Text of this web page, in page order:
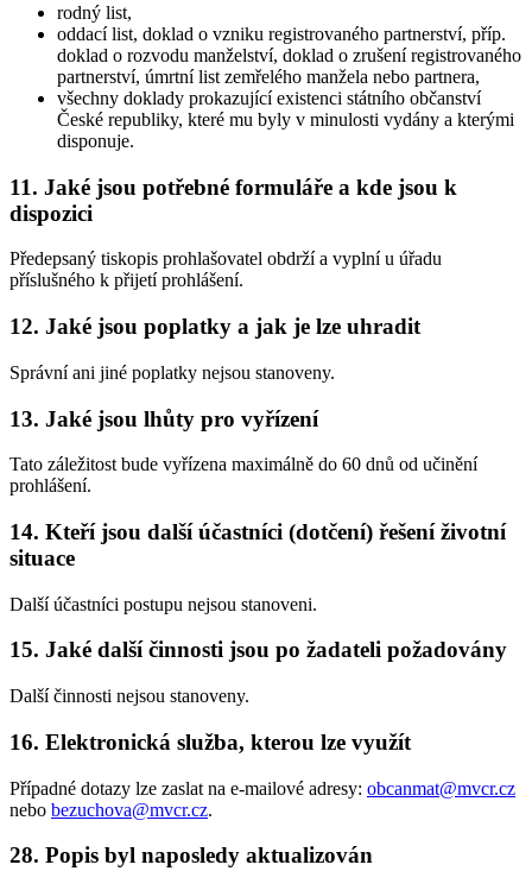
rodný list,
oddací list, doklad o vzniku registrovaného partnerství, příp.
doklad o rozvodu manželství, doklad o zrušení registrovaného
partnerství, úmrtní list zemřelého manžela nebo partnera,
všechny doklady prokazující existenci státního občanství
České republiky, které mu byly v minulosti vydány a kterými
disponuje.
11. Jaké jsou potřebné formuláře a kde jsou k
dispozici
Předepsaný tiskopis prohlašovatel obdrží a vyplní u úřadu
příslušného k přijetí prohlášení.
12. Jaké jsou poplatky a jak je lze uhradit
Správní ani jiné poplatky nejsou stanoveny.
13. Jaké jsou lhůty pro vyřízení
Tato záležitost bude vyřízena maximálně do 60 dnů od učinění
prohlášení.
14. Kteří jsou další účastníci (dotčení) řešení životní
situace
Další účastníci postupu nejsou stanoveni.
15. Jaké další činnosti jsou po žadateli požadovány
Další činnosti nejsou stanoveny.
16. Elektronická služba, kterou lze využít
Případné dotazy lze zaslat na e-mailové adresy: obcanmat@mvcr.cz
nebo bezuchova@mvcr.cz.
28. Popis byl naposledy aktualizován